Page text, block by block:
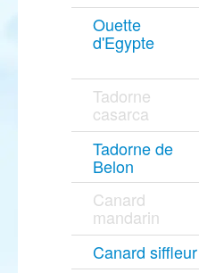
Ouette
d'Egypte
Tadorne
casarca
Tadorne de
Belon
Canard
mandarin
Canard siffleur